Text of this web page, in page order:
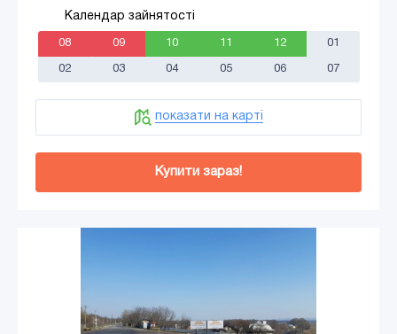
Календар зайнятості
08 09 10 11 12 01
02 03 04 05 06 07
показати на карті
Купити зараз!